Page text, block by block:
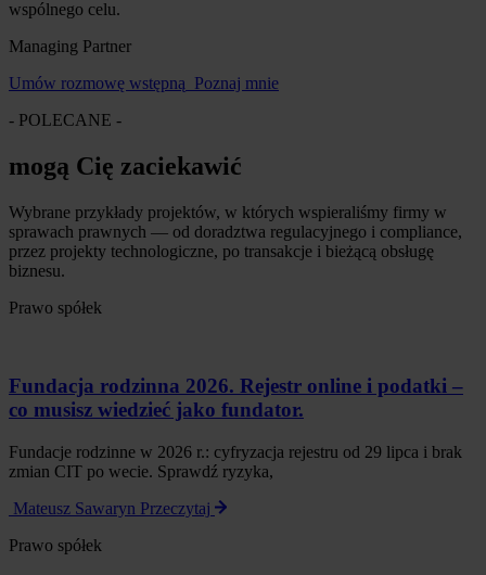
wspólnego celu.
Managing Partner
Umów rozmowę wstępną Poznaj mnie
- POLECANE -
mogą Cię zaciekawić
Wybrane przykłady projektów, w których wspieraliśmy firmy w
sprawach prawnych — od doradztwa regulacyjnego i compliance,
przez projekty technologiczne, po transakcje i bieżącą obsługę
biznesu.
Prawo spółek
Fundacja rodzinna 2026. Rejestr online i podatki –
co musisz wiedzieć jako fundator.
Fundacje rodzinne w 2026 r.: cyfryzacja rejestru od 29 lipca i brak
zmian CIT po wecie. Sprawdź ryzyka,
Mateusz Sawaryn Przeczytaj
Prawo spółek